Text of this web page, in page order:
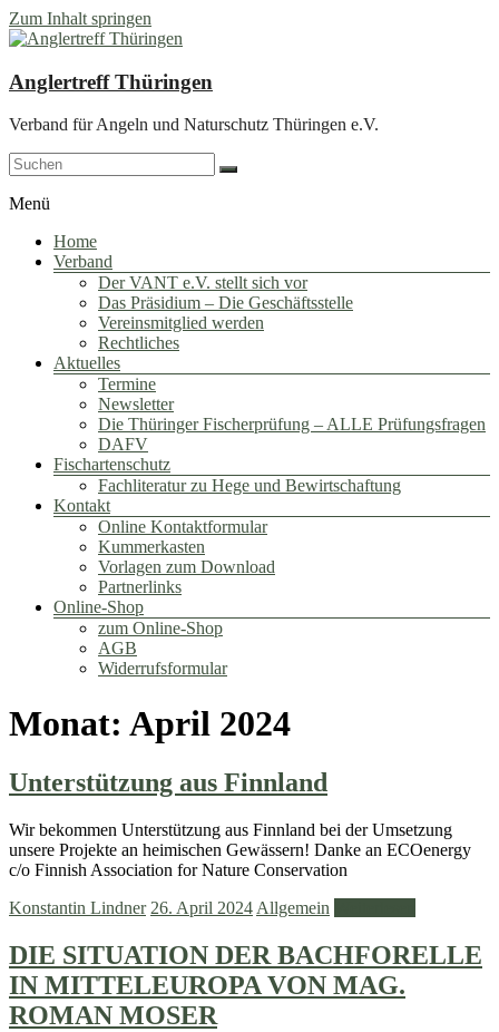
Zum Inhalt springen
Anglertreff Thüringen
Verband für Angeln und Naturschutz Thüringen e.V.
Menü
Home
Verband
Der VANT e.V. stellt sich vor
Das Präsidium – Die Geschäftsstelle
Vereinsmitglied werden
Rechtliches
Aktuelles
Termine
Newsletter
Die Thüringer Fischerprüfung – ALLE Prüfungsfragen
DAFV
Fischartenschutz
Fachliteratur zu Hege und Bewirtschaftung
Kontakt
Online Kontaktformular
Kummerkasten
Vorlagen zum Download
Partnerlinks
Online-Shop
zum Online-Shop
AGB
Widerrufsformular
Monat: April 2024
Unterstützung aus Finnland
Wir bekommen Unterstützung aus Finnland bei der Umsetzung
unsere Projekte an heimischen Gewässern! Danke an ECOenergy
c/o Finnish Association for Nature Conservation
Konstantin Lindner 26. April 2024 Allgemein
DIE SITUATION DER BACHFORELLE
IN MITTELEUROPA VON MAG.
ROMAN MOSER